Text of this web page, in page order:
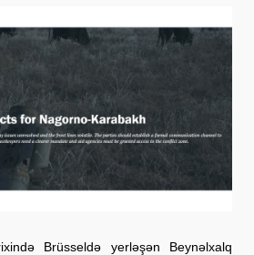
Brüsseldə yerləşən Beynəlxalq